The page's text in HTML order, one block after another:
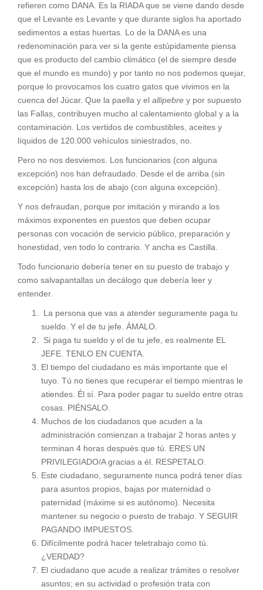
refieren como DANA. Es la RIADA que se viene dando desde
que el Levante es Levante y que durante siglos ha aportado
sedimentos a estas huertas. Lo de la DANA es una
redenominación para ver si la gente estúpidamente piensa
que es producto del cambio climático (el de siempre desde
que el mundo es mundo) y por tanto no nos podemos quejar,
porque lo provocamos los cuatro gatos que vivimos en la
cuenca del Júcar. Que la paella y el allipebre y por supuesto
las Fallas, contribuyen mucho al calentamiento global y a la
contaminación. Los vertidos de combustibles, aceites y
líquidos de 120.000 vehículos siniestrados, no.
Pero no nos desviemos. Los funcionarios (con alguna
excepción) nos han defraudado. Desde el de arriba (sin
excepción) hasta los de abajo (con alguna excepción).
Y nos defraudan, porque por imitación y mirando a los
máximos exponentes en puestos que deben ocupar
personas con vocación de servicio público, preparación y
honestidad, ven todo lo contrario. Y ancha es Castilla.
Todo funcionario debería tener en su puesto de trabajo y
como salvapantallas un decálogo que debería leer y
entender.
La persona que vas a atender seguramente paga tu
sueldo. Y el de tu jefe. ÁMALO.
Si paga tu sueldo y el de tu jefe, es realmente EL
JEFE. TENLO EN CUENTA.
El tiempo del ciudadano es más importante que el
tuyo. Tú no tienes que recuperar el tiempo mientras le
atiendes. Él sí. Para poder pagar tu sueldo entre otras
cosas. PIÉNSALO.
Muchos de los ciudadanos que acuden a la
administración comienzan a trabajar 2 horas antes y
terminan 4 horas después que tú. ERES UN
PRIVILEGIADO/A gracias a él. RESPETALO.
Este ciudadano, seguramente nunca podrá tener días
para asuntos propios, bajas por maternidad o
paternidad (máxime si es autónomo). Necesita
mantener su negocio o puesto de trabajo. Y SEGUIR
PAGANDO IMPUESTOS.
Difícilmente podrá hacer teletrabajo como tú.
¿VERDAD?
El ciudadano que acude a realizar trámites o resolver
asuntos; en su actividad o profesión trata con